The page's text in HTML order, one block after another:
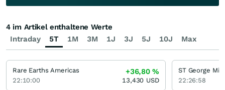
Intraday 5T 1M 3M 1J 3J 5J 10J Max
4 im Artikel enthaltene Werte
Rare Earths Americas
22:10:00
+36,80%
13,430 USD
ST George
22:26:58